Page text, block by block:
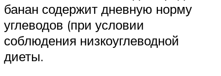
банан содержит дневную норму
углеводов (при условии
соблюдения низкоуглеводной
диеты.